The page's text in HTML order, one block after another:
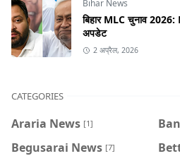
Bihar News
बिहार MLC चुनाव
अपडेट
2 अप्रैल, 2026
CATEGORIES
Araria News [1]
Begusarai News [7]